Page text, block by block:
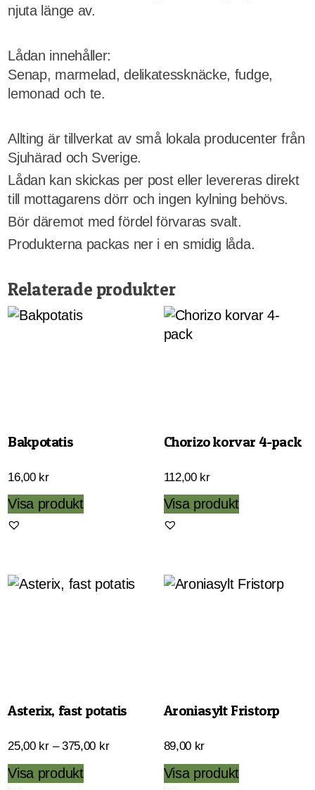
njuta länge av.
Lådan innehåller:
Senap, marmelad, delikatessknäcke, fudge,
lemonad och te.
Allting är tillverkat av små lokala producenter från
Sjuhärad och Sverige.
Lådan kan skickas per post eller levereras direkt
till mottagarens dörr och ingen kylning behövs.
Bör däremot med fördel förvaras svalt.
Produkterna packas ner i en smidig låda.
Relaterade produkter
Bakpotatis
16,00 kr
Visa produkt
Chorizo korvar 4-pack
112,00 kr
Visa produkt
Asterix, fast potatis
25,00 kr – 375,00 krPrisintervall:
Visa produktDen
Aroniasylt Fristorp
89,00 kr
Visa produkt